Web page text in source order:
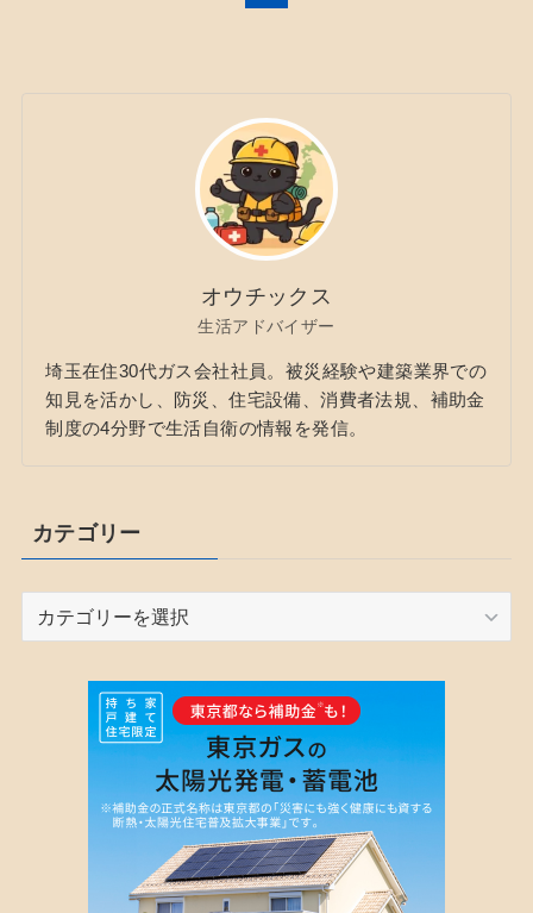
オウチックス
生活アドバイザー
埼玉在住30代ガス会社社員。被災経験や建築業界での
知見を活かし、防災、住宅設備、消費者法規、補助金
制度の4分野で生活自衛の情報を発信。
カテゴリー